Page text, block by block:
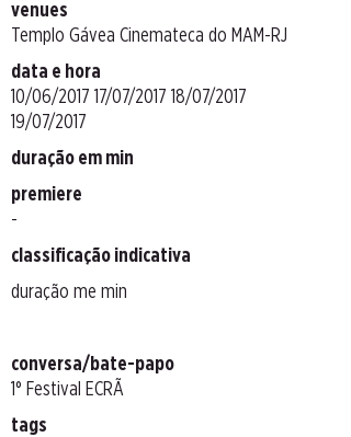
venues
Templo Gávea Cinemateca do MAM-RJ
data e hora
10/06/2017 17/07/2017 18/07/2017
19/07/2017
duração em min
premiere
-
classificação indicativa
duração me min
conversa/bate-papo
1° Festival ECRÃ
tags